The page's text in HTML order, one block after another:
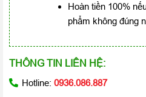
Hoàn tiền 100%
phẩm không đúng
THÔNG TIN LIÊN HỆ:
Hotline: 0936.086.887